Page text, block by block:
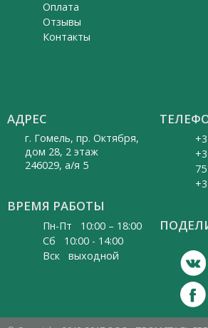
Оплата
Отзывы
Контакты
АДРЕС
г. Гомель, пр. Октября,
дом 28, 2 этаж
246029, а/я 5
ВРЕМЯ РАБОТЫ
Пн-Пт 10:00 – 18:00
Cб 10:00 - 14:00
Вск выходной